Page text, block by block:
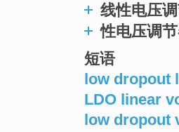
线性电压
性电压调
短语
low dropout
LDO linear
low dropout